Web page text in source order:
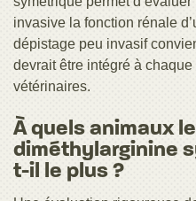
invasive la fonction rénale
dépistage peu invasif
devrait être intégré à
vétérinaires.
À quels animaux
diméthylarginine
t-il le plus ?